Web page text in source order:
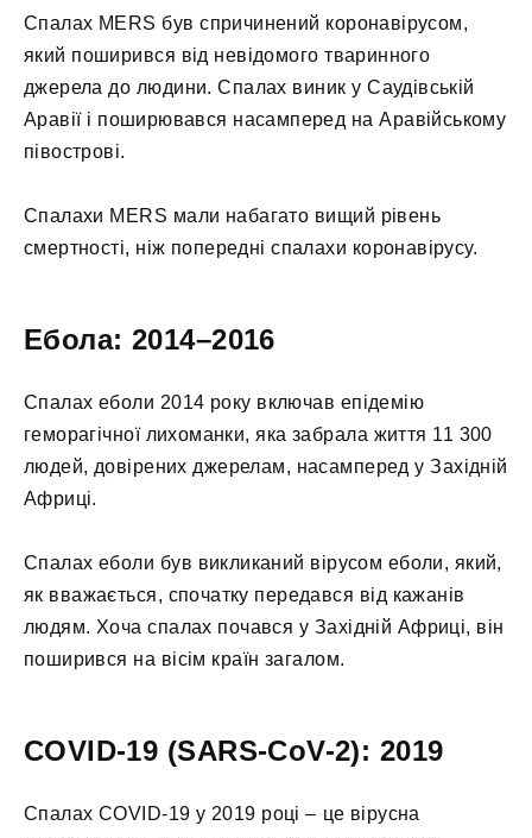
Спалах MERS був спричинений коронавірусом,
який поширився від невідомого тваринного
джерела до людини. Спалах виник у Саудівській
Аравії і поширювався насамперед на Аравійському
півострові.
Спалахи MERS мали набагато вищий рівень
смертності, ніж попередні спалахи коронавірусу.
Ебола: 2014–2016
Спалах еболи 2014 року включав епідемію
геморагічної лихоманки, яка забрала життя 11 300
людей, довірених джерелам, насамперед у Західній
Африці.
Спалах еболи був викликаний вірусом еболи, який,
як вважається, спочатку передався від кажанів
людям. Хоча спалах почався у Західній Африці, він
поширився на вісім країн загалом.
COVID-19 (SARS-CoV-2): 2019
Спалах COVID-19 у 2019 році – це вірусна